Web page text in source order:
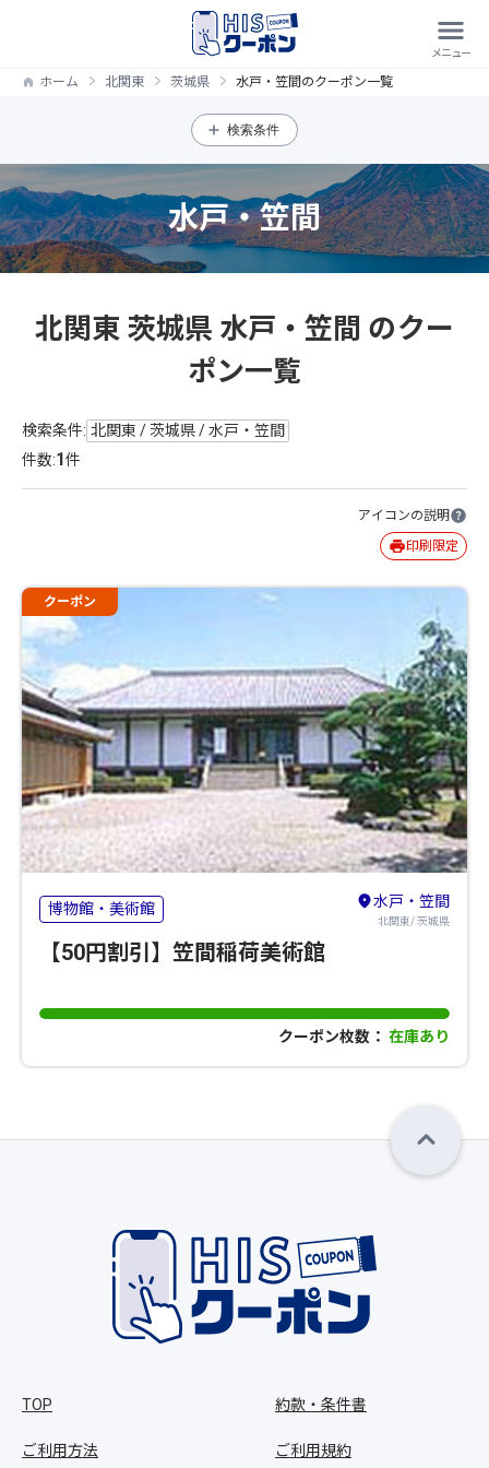
ホーム 北関東 茨城県 水戸・笠間のクーポン一覧
検索条件
水戸・笠間
北関東 茨城県 水戸・笠間 のクー
ポン一覧
検索条件: 北関東 / 茨城県 / 水戸・笠間
件数:1件
アイコンの説明
印刷限定
クーポン
博物館・美術館 水戸・笠間
北関東/ 茨城県
【50円割引】笠間稲荷美術館
クーポン枚数： 在庫あり
TOP
ご利用方法
約款・条件書
ご利用規約